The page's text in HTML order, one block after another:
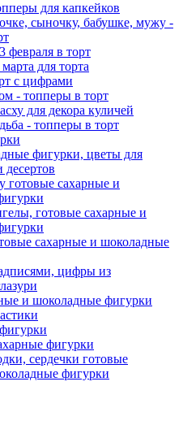
для капкейков
сыночку, бабушке, мужу -
февраля в торт
для торта
с цифрами
- топперы в торт
для декора куличей
- топперы в торт
фигурки, цветы для
готовые сахарные и
готовые сахарные и
сахарные и шоколадные
цифры из
и шоколадные фигурки
фигурки
сердечки готовые
фигурки